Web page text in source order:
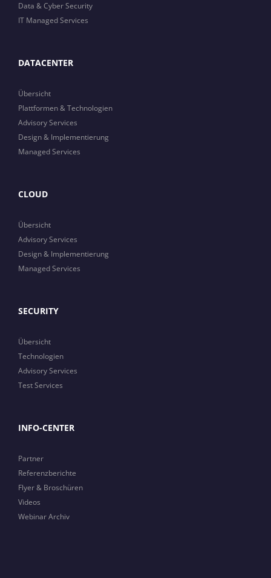
Data & Cyber Security
IT Managed Services
DATACENTER
Übersicht
Plattformen & Technologien
Advisory Services
Design & Implementierung
Managed Services
CLOUD
Übersicht
Advisory Services
Design & Implementierung
Managed Services
SECURITY
Übersicht
Technologien
Advisory Services
Test Services
INFO-CENTER
Partner
Referenzberichte
Flyer & Broschüren
Videos
Webinar Archiv